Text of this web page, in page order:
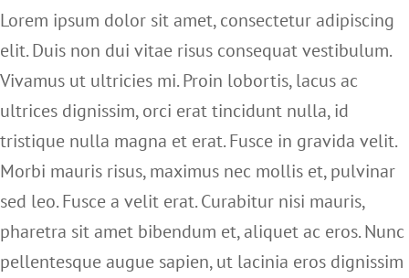
ÜBER UNS
PRODUKTE
SERVICE
BLOG
KONTAKT
Lorem ipsum dolor sit amet, consectetur adipiscing
elit. Duis non dui vitae risus consequat vestibulum.
Vivamus ut ultricies mi. Proin lobortis, lacus ac
ultrices dignissim, orci erat tincidunt nulla, id
tristique nulla magna et erat. Fusce in gravida velit.
Morbi mauris risus, maximus nec mollis et, pulvinar
sed leo. Fusce a velit erat. Curabitur nisi mauris,
pharetra sit amet bibendum et, aliquet ac eros. Nunc
pellentesque augue sapien, ut lacinia eros dignissim